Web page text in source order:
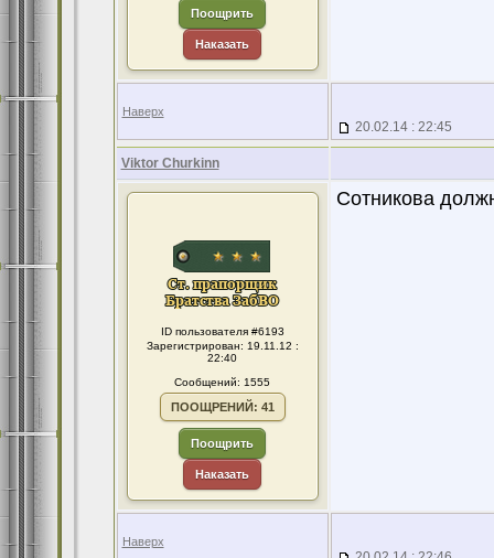
Поощрить
Наказать
Наверх
20.02.14 : 22:45
Viktor Churkinn
ID пользователя #6193
Зарегистрирован: 19.11.12 :
22:40
Сообщений: 1555
ПООЩРЕНИЙ: 41
Поощрить
Наказать
Сотникова
Наверх